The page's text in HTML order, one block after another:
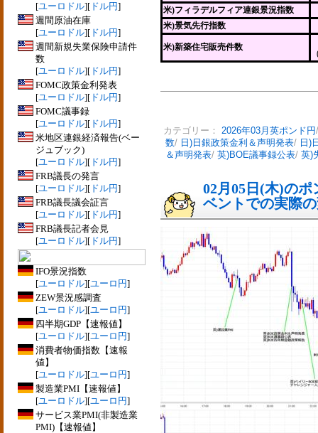
[ユーロドル][ ドル円]
週間原油在庫
[ユーロドル][ ドル円]
週間新規失業保険申請件
数
[ユーロドル][ ドル円]
FOMC政策金利発表
[ユーロドル][ ドル円]
FOMC議事録
[ユーロドル][ ドル円]
米地区連銀経済報告(ベー
ジュブック)
[ユーロドル][ ドル円]
FRB議長の発言
[ユーロドル][ ドル円]
FRB議長議会証言
[ユーロドル][ ドル円]
FRB議長記者会見
[ユーロドル][ ドル円]
IFO景況指数
[ユーロドル][ユーロ円]
ZEW景況感調査
[ユーロドル][ユーロ円]
四半期GDP【速報値】
[ユーロドル][ユーロ円]
消費者物価指数【速報
値】
[ユーロドル][ユーロ円]
製造業PMI【速報値】
[ユーロドル][ユーロ円]
サービス業PMI(非製造業
PMI)【速報値】
米)フィラデルフィア連銀景況指数
米)景気先行指数
米)新築住宅販売件数
カテゴリー： 2026年03月英ポンド円
数/ 日)日銀政策金利＆声明発表/ 日)
＆声明発表/ 英)BOE議事録公表/ 英)
02月05日(木)の
ベントでの実際